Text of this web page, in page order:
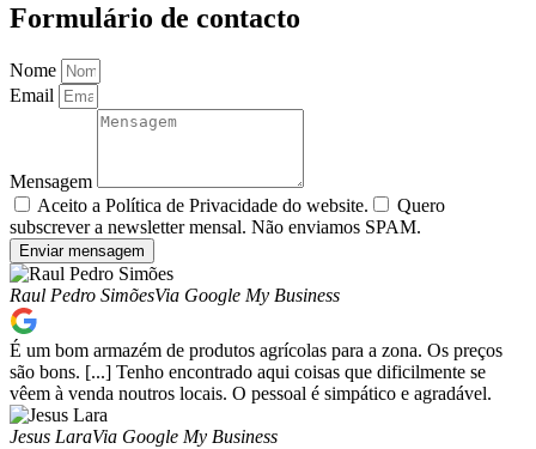
Formulário de contacto
Nome
Email
Mensagem
Aceito a Política de Privacidade do website.
Quero
subscrever a newsletter mensal. Não enviamos SPAM.
Enviar mensagem
Raul Pedro SimõesVia Google My Business
É um bom armazém de produtos agrícolas para a zona. Os preços
são bons. [...] Tenho encontrado aqui coisas que dificilmente se
vêem à venda noutros locais. O pessoal é simpático e agradável.
Jesus LaraVia Google My Business